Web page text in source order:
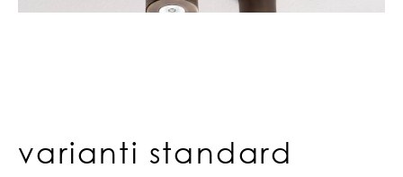
varianti standard